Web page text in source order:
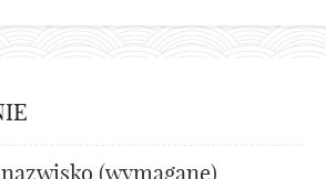
(wymagane)